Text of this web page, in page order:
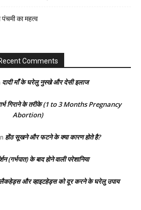
का महत्व
Comments
दादी माँ के घरेलु नुस्खे और देसी इलाज
गिराने के तरीके (1 to 3 Months Pregnancy
Abortion)
होंठ सूखने और फटने के क्या कारण होते है?
(गर्भपात) के बाद होने वाली परेशानिया
और व्हाइटहेड्स को दूर करने के घरेलु उपाय